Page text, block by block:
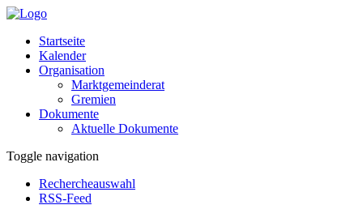
Startseite
Kalender
Organisation
Marktgemeinderat
Gremien
Dokumente
Aktuelle Dokumente
Toggle navigation
Rechercheauswahl
RSS-Feed